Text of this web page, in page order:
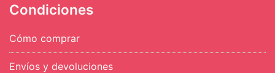
Condiciones
Cómo comprar
Envíos y devoluciones